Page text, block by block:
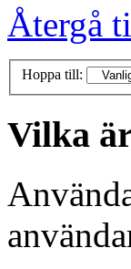
Återgå
Hoppa till:
Vilka